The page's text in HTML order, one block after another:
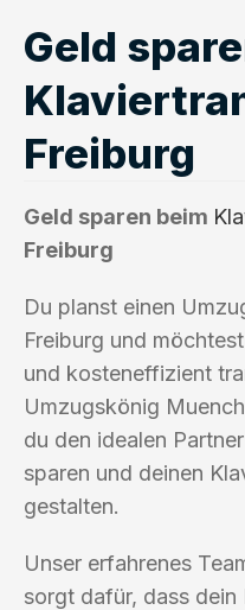
Geld
Freiburg
Geld sparen beim
Freiburg
Du planst einen
Freiburg und
und kosteneffizient
Umzugskönig
du den idealen
sparen und deinen
gestalten.
Unser erfahrenes
sorgt dafür, dass